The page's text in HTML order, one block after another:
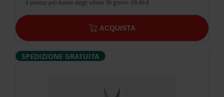
Il prezzo più basso degli ultimi 30 giorni: 59,99 €
ACQUISTA
SPEDIZIONE GRATUITA